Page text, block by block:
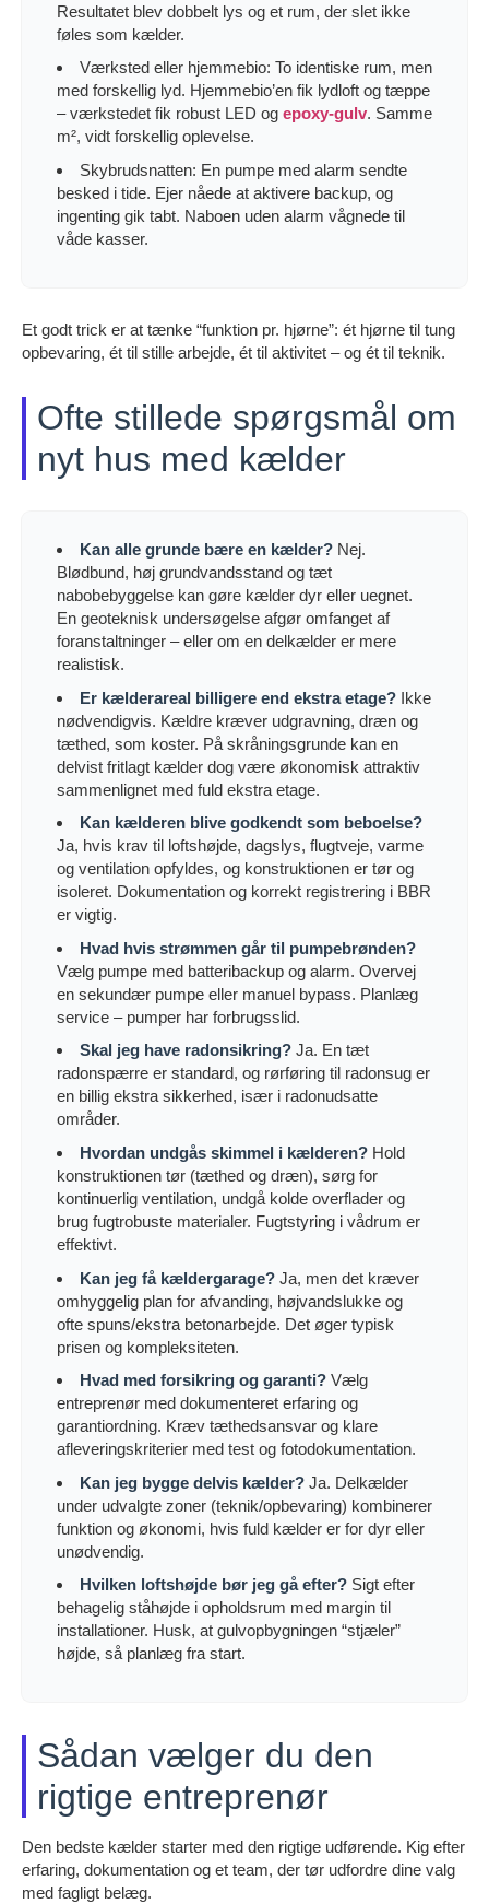
Resultatet blev dobbelt lys og et rum, der slet ikke
føles som kælder.
Værksted eller hjemmebio: To identiske rum, men
med forskellig lyd. Hjemmebio’en fik lydloft og tæppe
– værkstedet fik robust LED og epoxy-gulv. Samme
m², vidt forskellig oplevelse.
Skybrudsnatten: En pumpe med alarm sendte
besked i tide. Ejer nåede at aktivere backup, og
ingenting gik tabt. Naboen uden alarm vågnede til
våde kasser.
Et godt trick er at tænke “funktion pr. hjørne”: ét hjørne til tung
opbevaring, ét til stille arbejde, ét til aktivitet – og ét til teknik.
Ofte stillede spørgsmål om
nyt hus med kælder
Kan alle grunde bære en kælder? Nej.
Blødbund, høj grundvandsstand og tæt
nabobebyggelse kan gøre kælder dyr eller uegnet.
En geoteknisk undersøgelse afgør omfanget af
foranstaltninger – eller om en delkælder er mere
realistisk.
Er kælderareal billigere end ekstra etage? Ikke
nødvendigvis. Kældre kræver udgravning, dræn og
tæthed, som koster. På skråningsgrunde kan en
delvist fritlagt kælder dog være økonomisk attraktiv
sammenlignet med fuld ekstra etage.
Kan kælderen blive godkendt som beboelse?
Ja, hvis krav til loftshøjde, dagslys, flugtveje, varme
og ventilation opfyldes, og konstruktionen er tør og
isoleret. Dokumentation og korrekt registrering i BBR
er vigtig.
Hvad hvis strømmen går til pumpebrønden?
Vælg pumpe med batteribackup og alarm. Overvej
en sekundær pumpe eller manuel bypass. Planlæg
service – pumper har forbrugsslid.
Skal jeg have radonsikring? Ja. En tæt
radonspærre er standard, og rørføring til radonsug er
en billig ekstra sikkerhed, især i radonudsatte
områder.
Hvordan undgås skimmel i kælderen? Hold
konstruktionen tør (tæthed og dræn), sørg for
kontinuerlig ventilation, undgå kolde overflader og
brug fugtrobuste materialer. Fugtstyring i vådrum er
effektivt.
Kan jeg få kældergarage? Ja, men det kræver
omhyggelig plan for afvanding, højvandslukke og
ofte spuns/ekstra betonarbejde. Det øger typisk
prisen og kompleksiteten.
Hvad med forsikring og garanti? Vælg
entreprenør med dokumenteret erfaring og
garantiordning. Kræv tæthedsansvar og klare
afleveringskriterier med test og fotodokumentation.
Kan jeg bygge delvis kælder? Ja. Delkælder
under udvalgte zoner (teknik/opbevaring) kombinerer
funktion og økonomi, hvis fuld kælder er for dyr eller
unødvendig.
Hvilken loftshøjde bør jeg gå efter? Sigt efter
behagelig ståhøjde i opholdsrum med margin til
installationer. Husk, at gulvopbygningen “stjæler”
højde, så planlæg fra start.
Sådan vælger du den
rigtige entreprenør
Den bedste kælder starter med den rigtige udførende. Kig efter
erfaring, dokumentation og et team, der tør udfordre dine valg
med fagligt belæg.